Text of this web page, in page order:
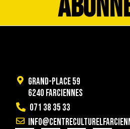
Grand-Place 59
6240 Farciennes
071 38 35 33